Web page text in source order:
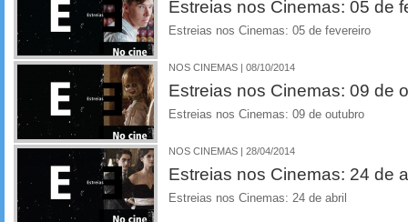
Estreias nos Cinemas: 05 de
Estreias nos Cinemas: 05 de fevereiro
NOS CINEMAS | 08/10/2014
Estreias nos Cinemas: 09 de
Estreias nos Cinemas: 09 de outubro
NOS CINEMAS | 28/04/2014
Estreias nos Cinemas: 24 de
Estreias nos Cinemas: 24 de abril